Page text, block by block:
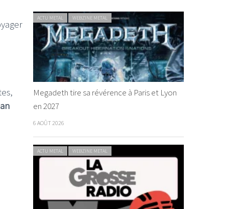
ACTU METAL WEBZINE METAL
Megadeth tire sa révérence à Paris et Lyon
en 2027
6 AOÛT 2026
ACTU METAL WEBZINE METAL